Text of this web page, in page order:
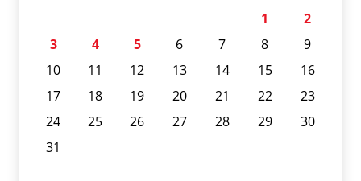
1
2
3
4 5 6 7 8
9
10
11 12 13 14 15
16
17
18 19 20 21 22
23
24
25 26 27 28 29
30
31